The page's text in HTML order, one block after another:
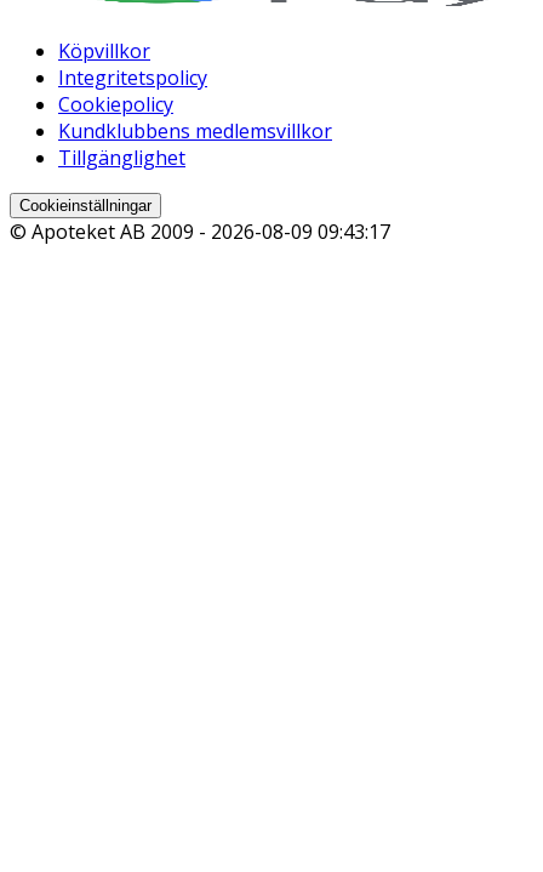
Köpvillkor
Integritetspolicy
Cookiepolicy
Kundklubbens medlemsvillkor
Tillgänglighet
Cookieinställningar
© Apoteket AB 2009 - 2026-08-09 09:43:17